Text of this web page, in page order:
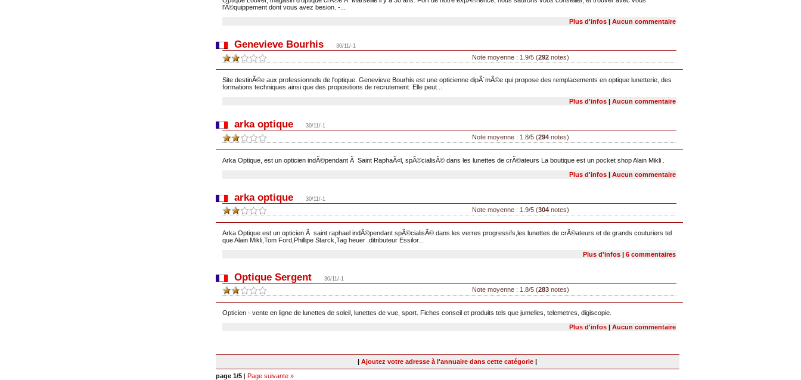
l'Ã©quippement dont vous avez besion. -...
Plus d'infos |Aucun commentaire
Genevieve Bourhis 30/11/-1
Note moyenne : 1.9/5 (292 notes)
Site destinÃ©e aux professionnels de l'optique. Genevieve Bourhis est une opticienne dipÃ´mÃ©e qui propose des remplacements en optique lunetterie, des
formations techniques ainsi que des propositions de recrutement. Elle peut...
Plus d'infos |Aucun commentaire
arka optique 30/11/-1
Note moyenne : 1.8/5 (294 notes)
Arka Optique, est un opticien indÃ©pendant Ã Saint RaphaÃ«l, spÃ©cialisÃ© dans les lunettes de crÃ©ateurs La boutique est un pocket shop Alain Mikli .
Plus d'infos |Aucun commentaire
arka optique 30/11/-1
Note moyenne : 1.9/5 (304 notes)
Arka Optique est un opticien Ã saint raphael indÃ©pendant spÃ©cialisÃ© dans les verres progressifs,les lunettes de crÃ©ateurs et de grands couturiers tel
que Alain Mikli,Tom Ford,Phillipe Starck,Tag heuer .ditributeur Essilor...
Plus d'infos |6 commentaires
Optique Sergent 30/11/-1
Note moyenne : 1.8/5 (283 notes)
Opticien - vente en ligne de lunettes de soleil, lunettes de vue, sport. Fiches conseil et produits tels que jumelles, telemetres, digiscopie.
Plus d'infos |Aucun commentaire
|Ajoutez votre adresse à l'annuaire dans cette catégorie |
page 1/5 | Page suivante »